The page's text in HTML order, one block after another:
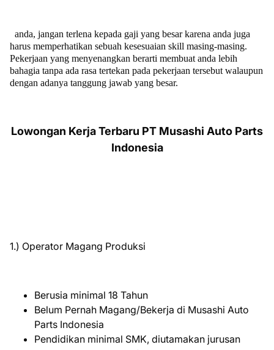
anda, jangan terlena kepada gaji yang besar karena anda juga
harus memperhatikan sebuah kesesuaian skill masing-masing.
Pekerjaan yang menyenangkan berarti membuat anda lebih
bahagia tanpa ada rasa tertekan pada pekerjaan tersebut walaupun
dengan adanya tanggung jawab yang besar.
Lowongan Kerja Terbaru PT Musashi Auto Parts
Indonesia
1.) Operator Magang Produksi
Berusia minimal 18 Tahun
Belum Pernah Magang/Bekerja di Musashi Auto
Parts Indonesia
Pendidikan minimal SMK, diutamakan jurusan